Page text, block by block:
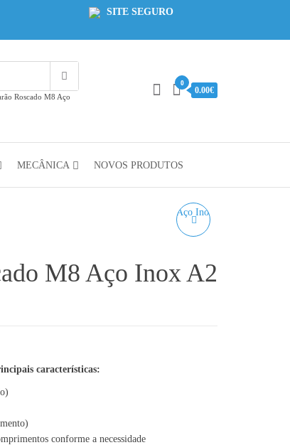
SITE SEGURO
Roscado M8 Aço
0
0.00€
MECÂNICA NOVOS PRODUTOS
INOX A2 - CORTE À
M8 Aço Inox A2
características:
conforme a necessidade